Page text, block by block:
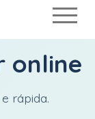
online
rápida.